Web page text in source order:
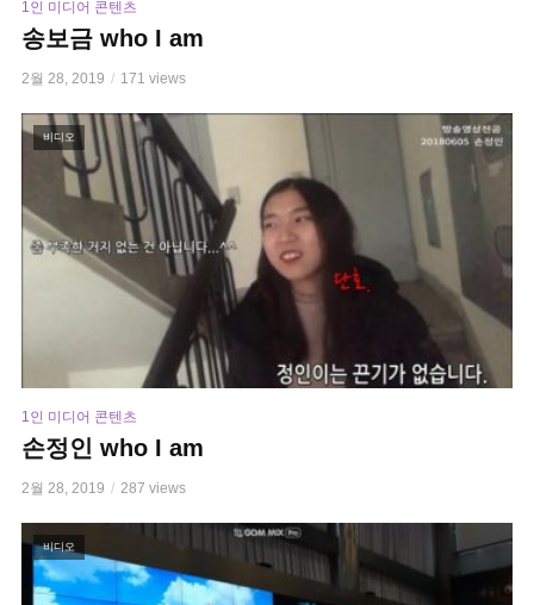
1인 미디어 콘텐츠
송보금 who I am
2월 28, 2019 171 views
비디오
1인 미디어 콘텐츠
손정인 who I am
2월 28, 2019 287 views
비디오